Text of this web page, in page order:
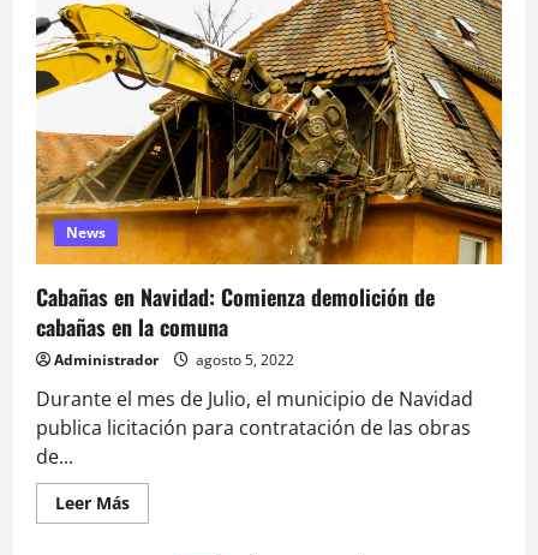
que
regala
vacaciones
a
un
docente
News
Cabañas en Navidad: Comienza demolición de
cabañas en la comuna
Administrador agosto 5, 2022
Durante el mes de Julio, el municipio de Navidad
publica licitación para contratación de las obras
de...
Leer MásLeer
más